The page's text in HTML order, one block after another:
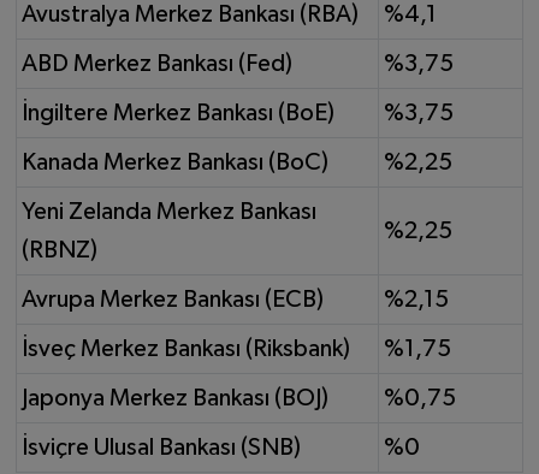
Avustralya Merkez Bankası (RBA) %4,1
ABD Merkez Bankası (Fed) %3,75
İngiltere Merkez Bankası (BoE) %3,75
Kanada Merkez Bankası (BoC) %2,25
Yeni Zelanda Merkez Bankası
(RBNZ)
%2,25
Avrupa Merkez Bankası (ECB) %2,15
İsveç Merkez Bankası (Riksbank) %1,75
Japonya Merkez Bankası (BOJ) %0,75
İsviçre Ulusal Bankası (SNB) %0